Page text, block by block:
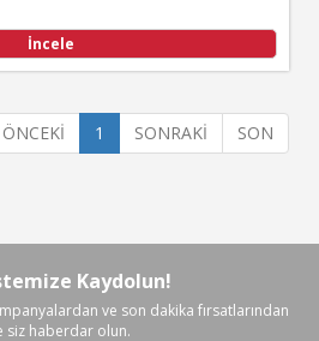
İncele
ÖNCEKİ 1 SONRAKİ SON
Kaydolun!
ve son dakika fırsatlarından
siz haberdar olun.